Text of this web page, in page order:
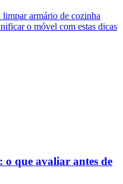
armário de cozinha
o móvel com estas dicas
o que avaliar antes de